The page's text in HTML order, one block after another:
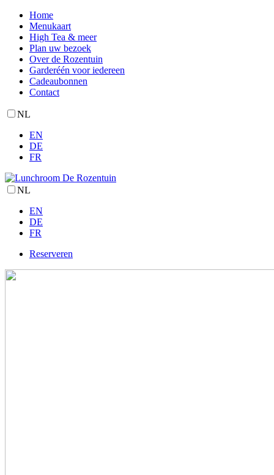
Home
Menukaart
High Tea & meer
Plan uw bezoek
Over de Rozentuin
Garderéén voor iedereen
Cadeaubonnen
Contact
NL
EN
DE
FR
NL
EN
DE
FR
Reserveren